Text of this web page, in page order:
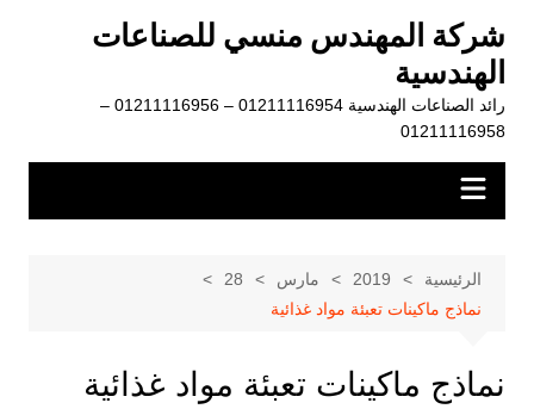
المحتوى
شركة المهندس منسي للصناعات
الهندسية
رائد الصناعات الهندسية 01211116954 – 01211116956 –
01211116958
الرئيسية 2019 مارس
28
نماذج ماكينات تعبئة مواد غذائية
نماذج ماكينات تعبئة مواد غذائية